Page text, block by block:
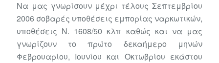
Να μας γνωρίσουν μέχρι τέλους Σεπτεμβρίου
2006 σοβαρές υποθέσεις εμπορίας ναρκωτικών,
υποθέσεις Ν. 1608/50 κλπ καθώς και να μας
γνωρίζουν το πρώτο δεκαήμερο μηνών
Φεβρουαρίου, Ιουνίου και Οκτωβρίου εκάστου